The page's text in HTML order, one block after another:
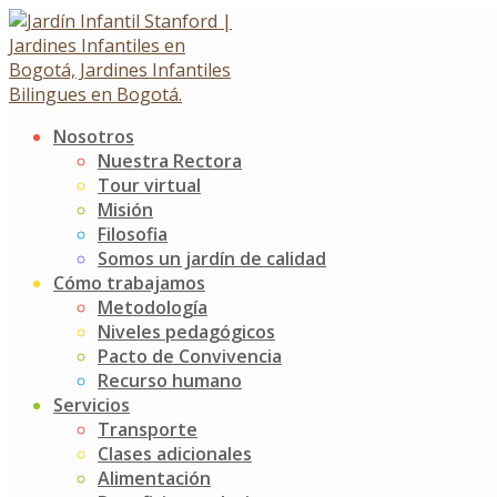
Skip
to
content
Nosotros
Nuestra Rectora
Tour virtual
Misión
Filosofia
Somos un jardín de calidad
Cómo trabajamos
Metodología
Niveles pedagógicos
Pacto de Convivencia
Recurso humano
Servicios
Transporte
Clases adicionales
Alimentación
Etiqueta:prevención
Los beneficios de un ambiente saludable en preescolar
12 febrero, 2025
ambiente saludable,preescolar
Explora los beneficios de un ambiente saludable en
Read more
Buscar